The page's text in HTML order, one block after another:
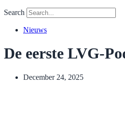
Search
Nieuws
De eerste LVG-
December 24, 2025